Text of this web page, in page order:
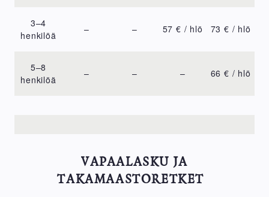
3–4
henkilöä
– – 57 € / hlö 73 € / hlö
5–8
henkilöä
– – – 66 € / hlö
VAPAALASKU JA
TAKAMAASTORETKET